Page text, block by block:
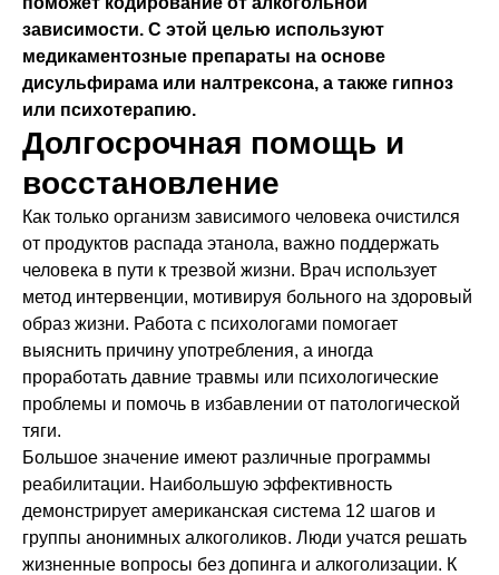
зависимости. С этой целью используют
медикаментозные препараты на основе
дисульфирама или налтрексона, а также гипноз
или психотерапию.
Долгосрочная помощь и
восстановление
Как только организм зависимого человека очистился
от продуктов распада этанола, важно поддержать
человека в пути к трезвой жизни. Врач использует
метод интервенции, мотивируя больного на здоровый
образ жизни. Работа с психологами помогает
выяснить причину употребления, а иногда
проработать давние травмы или психологические
проблемы и помочь в избавлении от патологической
тяги.
Большое значение имеют различные программы
реабилитации. Наибольшую эффективность
демонстрирует американская система 12 шагов и
группы анонимных алкоголиков. Люди учатся решать
жизненные вопросы без допинга и алкоголизации. К